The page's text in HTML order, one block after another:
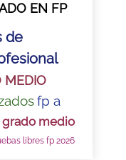
EN FP
de
MEDIO
fp a
medio
libres fp 2026